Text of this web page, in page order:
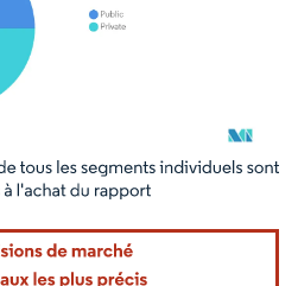
nécessite une attribution sous CC BY